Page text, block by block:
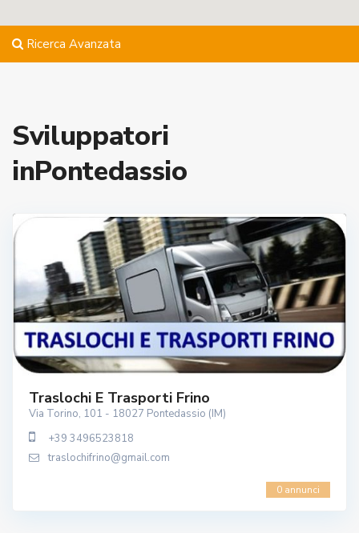
Ricerca Avanzata
Sviluppatori
inPontedassio
Traslochi E Trasporti Frino
Via Torino, 101 - 18027 Pontedassio (IM)
+39 3496523818
traslochifrino@gmail.com
0 annunci